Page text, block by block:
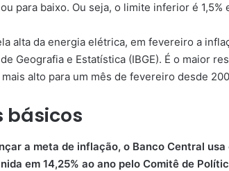
para baixo. Ou seja, o limite inferior é 1,5%
alta da energia elétrica, em fevereiro a
Geografia e Estatística (IBGE). É o maior
mais alto para um mês de fevereiro desde
básicos
a meta de inflação, o Banco Central
em 14,25% ao ano pelo Comitê de